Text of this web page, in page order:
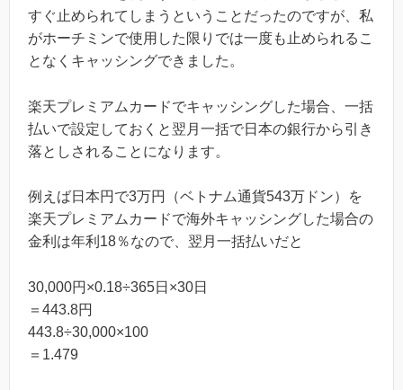
すぐ止められてしまうということだったのですが、私
がホーチミンで使用した限りでは一度も止められるこ
となくキャッシングできました。
楽天プレミアムカードでキャッシングした場合、一括
払いで設定しておくと翌月一括で日本の銀行から引き
落としされることになります。
例えば日本円で3万円（ベトナム通貨543万ドン）を
楽天プレミアムカードで海外キャッシングした場合の
金利は年利18％なので、翌月一括払いだと
30,000円×0.18÷365日×30日
＝443.8円
443.8÷30,000×100
＝1.479